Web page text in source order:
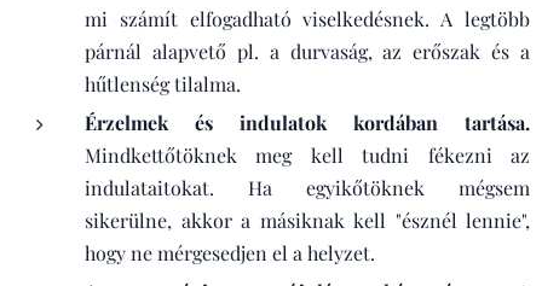
mi számít elfogadható viselkedésnek. A legtöbb
párnál alapvető pl. a durvaság, az erőszak és a
hűtlenség tilalma.
Érzelmek és indulatok kordában tartása.
Mindkettőtöknek meg kell tudni fékezni az
indulataitokat. Ha egyikőtöknek mégsem
sikerülne, akkor a másiknak kell "észnél lennie",
hogy ne mérgesedjen el a helyzet.